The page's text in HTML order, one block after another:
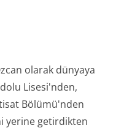
olarak dünyaya
Lisesi'nden,
Bölümü'nden
yerine getirdikten